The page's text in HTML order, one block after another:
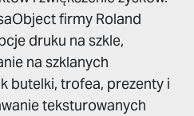
firmy Roland
druku na szkle,
na szklanych
butelki, trofea, prezenty i
teksturowanych